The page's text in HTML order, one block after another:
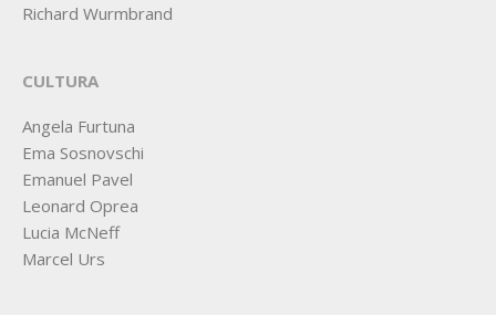
Richard Wurmbrand
CULTURA
Angela Furtuna
Ema Sosnovschi
Emanuel Pavel
Leonard Oprea
Lucia McNeff
Marcel Urs